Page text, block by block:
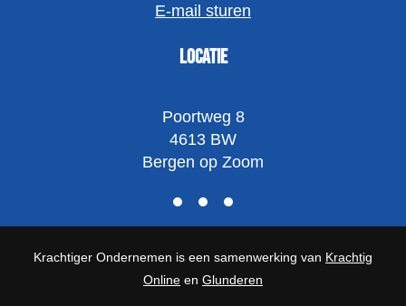
E-mail sturen
Locatie
Poortweg 8
4613 BW
Bergen op Zoom
Krachtiger Ondernemen is een samenwerking van Krachtig
Online en Glunderen